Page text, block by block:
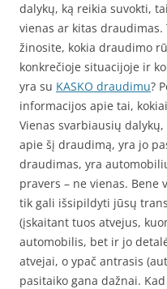
dalykų, ką reikia suvokti,
vienas ar kitas
žinosite, kokia draudimo
konkrečioje situacijoje ir
yra su KASKO draudimu?
informacijos apie tai,
Vienas svarbiausių
apie šį draudimą, yra jo
draudimas, yra
pravers – ne vienas. Bene
tik gali išsipildyti jūsų
(įskaitant tuos atvejus,
automobilis, bet ir jo
atvejai, o ypač antrasis
pasitaiko gana dažnai.